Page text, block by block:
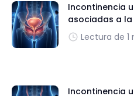
Incontinencia
asociadas a
Lectura de 1
Incontinencia